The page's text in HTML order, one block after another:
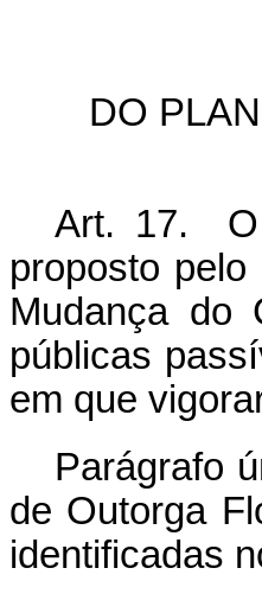
DO
Art. 17. O
proposto
Mudança do
públicas
em que
Parágrafo
de Outorga
identificadas